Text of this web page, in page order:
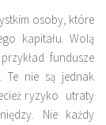
osoby, które
kapitału. Wolą
fundusze
Te nie są jednak
ryzyko utraty
Nie każdy